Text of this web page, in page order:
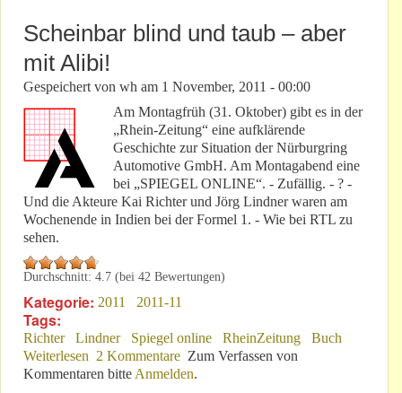
Scheinbar blind und taub – aber
mit Alibi!
Gespeichert von wh am 1 November, 2011 - 00:00
Am Montagfrüh (31. Oktober) gibt es in der
„Rhein-Zeitung“ eine aufklärende
Geschichte zur Situation der Nürburgring
Automotive GmbH. Am Montagabend eine
bei „SPIEGEL ONLINE“. - Zufällig. - ? -
Und die Akteure Kai Richter und Jörg Lindner waren am
Wochenende in Indien bei der Formel 1. - Wie bei RTL zu
sehen.
Durchschnitt: 4.7 (bei 42 Bewertungen)
Kategorie: 2011 2011-11
Tags:
Richter Lindner Spiegel online RheinZeitung
Buch
Weiterlesen über Scheinbar blind und taub – aber mit Alibi!
2 Kommentare Zum Verfassen von
Kommentaren bitte Anmelden.